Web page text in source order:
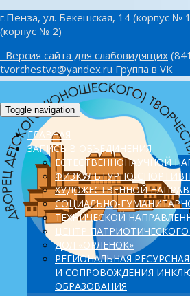
г.Пенза, ул. Бекешская, 14 (корпус №
(корпус № 2)
Версия сайта для слабовидящих
tvorchestva@yandex.ru Группа в VK
Toggle navigation
ГЛАВНАЯ
ЗАПИСЬ В ОБЪЕДИНЕНИЯ
ЕСТЕСТВЕННОНАУЧНОЙ
ФИЗКУЛЬТУРНО-
ХУДОЖЕСТВЕННОЙ
СОЦИАЛЬНО-
ТЕХНИЧЕСКОЙ
ЦЕНТР
ДОЛ «ОРЛЕНОК»
PЕГИОНАЛЬНАЯ
И СОПРОВОЖДЕНИЯ
ОБРАЗОВАНИЯ